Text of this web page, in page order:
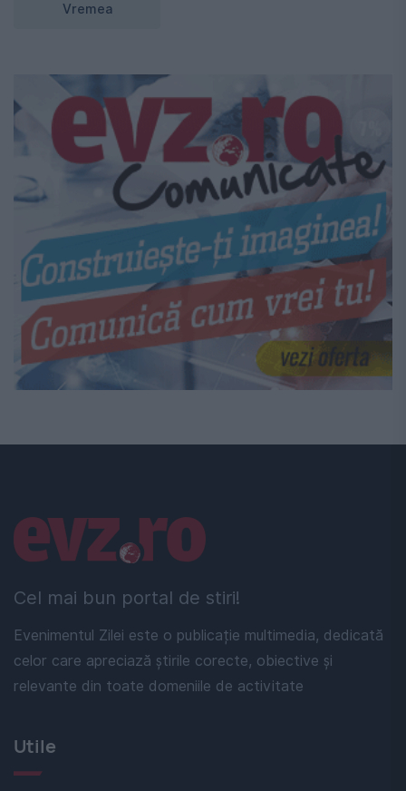
Vremea
Cel mai bun portal de stiri!
Evenimentul Zilei este o publicație multimedia, dedicată
celor care apreciază știrile corecte, obiective și
relevante din toate domeniile de activitate
Linkuri utile
Utile